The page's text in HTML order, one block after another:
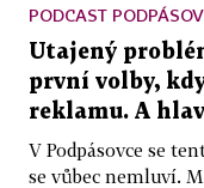
PODCAST
Utajený
první volby,
reklamu. A
V Podpásovce se
se vůbec nemluví.